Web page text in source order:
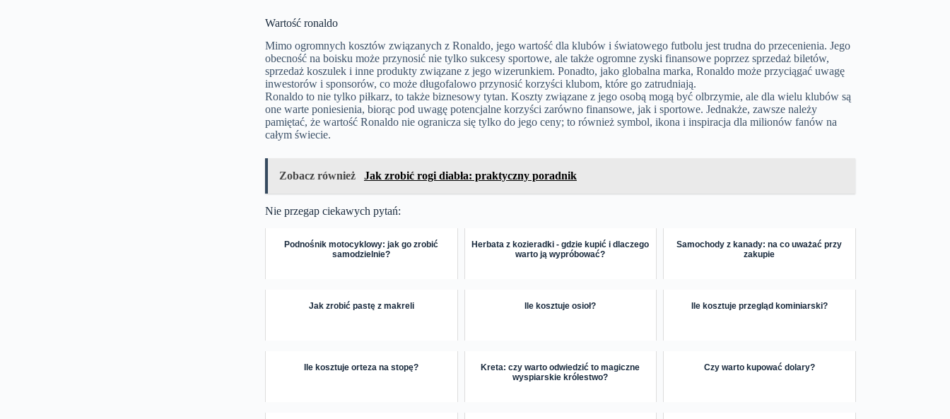
Wartość ronaldo
Mimo ogromnych kosztów związanych z Ronaldo, jego wartość dla klubów i światowego futbolu jest trudna do przecenienia. Jego
obecność na boisku może przynosić nie tylko sukcesy sportowe, ale także ogromne zyski finansowe poprzez sprzedaż biletów,
sprzedaż koszulek i inne produkty związane z jego wizerunkiem. Ponadto, jako globalna marka, Ronaldo może przyciągać uwagę
inwestorów i sponsorów, co może długofalowo przynosić korzyści klubom, które go zatrudniają.
Ronaldo to nie tylko piłkarz, to także biznesowy tytan. Koszty związane z jego osobą mogą być olbrzymie, ale dla wielu klubów są
one warte poniesienia, biorąc pod uwagę potencjalne korzyści zarówno finansowe, jak i sportowe. Jednakże, zawsze należy
pamiętać, że wartość Ronaldo nie ogranicza się tylko do jego ceny; to również symbol, ikona i inspiracja dla milionów fanów na
całym świecie.
Zobacz również Jak zrobić rogi diabła: praktyczny poradnik
Nie przegap ciekawych pytań:
Podnośnik motocyklowy: jak go zrobić
samodzielnie?
Herbata z kozieradki - gdzie kupić i dlaczego
warto ją wypróbować?
Samochody z kanady: na co uważać przy
zakupie
Jak zrobić pastę z makreli Ile kosztuje osioł? Ile kosztuje przegląd kominiarski?
Ile kosztuje orteza na stopę?
Kreta: czy warto odwiedzić to magiczne
wyspiarskie królestwo?
Czy warto kupować dolary?